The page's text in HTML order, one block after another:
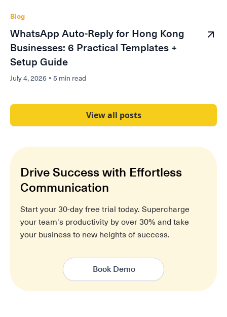
Blog
WhatsApp Auto-Reply for Hong Kong
Businesses: 6 Practical Templates +
Setup Guide
July 4, 2026 • 5 min read
View all posts
Drive Success with Effortless
Communication
Start your 30-day free trial today. Supercharge
your team's productivity by over 30% and take
your business to new heights of success.
Book Demo